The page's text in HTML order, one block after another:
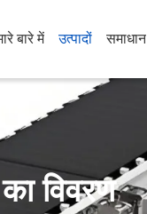
बारे में उत्पादों समाधान
का विवरण